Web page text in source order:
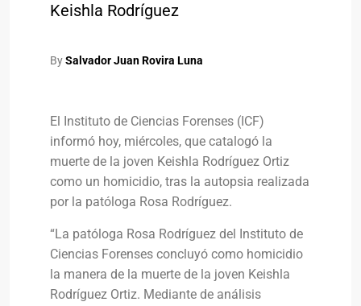
Keishla Rodríguez
BySalvador Juan Rovira Luna
El Instituto de Ciencias Forenses (ICF)
informó hoy, miércoles, que catalogó la
muerte de la joven Keishla Rodríguez Ortiz
como un homicidio, tras la autopsia realizada
por la patóloga Rosa Rodríguez.
“La patóloga Rosa Rodríguez del Instituto de
Ciencias Forenses concluyó como homicidio
la manera de la muerte de la joven Keishla
Rodríguez Ortiz. Mediante de análisis